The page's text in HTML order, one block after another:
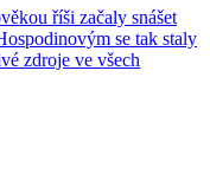
říši začaly snášet
se tak staly
zdroje ve všech